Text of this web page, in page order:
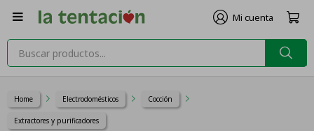

Home Electrodomésticos Cocción
Extractores y purificadores